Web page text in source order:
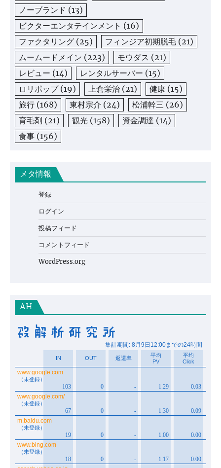
ノーブランド (13)
ビクターエンタテインメント (16)
ファクタリング (25) フィンジア初期脱毛 (21)
ムームードメイン (223) モウダス (21)
レビュー (14) レンタルサーバー (15)
ロリポップ(19) 上倉栄治 (21) 健康 (15)
旅行 (168) 東村宗介 (24) 松浦幹三 (26)
育毛剤 (21) 観光 (158) 資金調達 (14)
食事 (156)
メタ情報
登録
ログイン
投稿フィード
コメントフィード
WordPress.org
AH